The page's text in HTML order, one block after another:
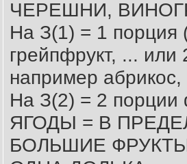
ЧЕРЕШНИ,
На З(1) = 1 порция
грейпфрукт, ...
например абрикос,
На З(2) = 2 порции
ЯГОДЫ = В
БОЛЬШИЕ